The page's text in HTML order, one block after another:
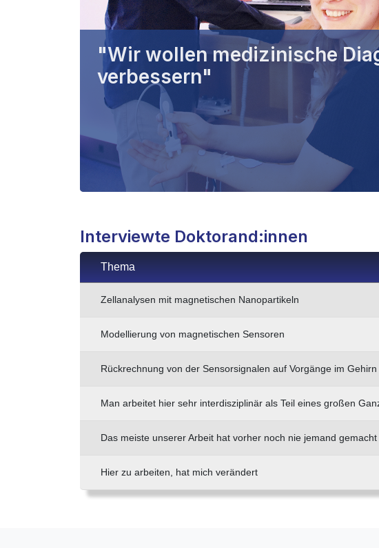
"Wir wollen medizinische
verbessern"
Interviewte Doktorand:innen
Thema
Zellanalysen mit magnetischen Nanopartikeln
Modellierung von magnetischen Sensoren
Rückrechnung von der Sensorsignalen auf Vorgänge im
Man arbeitet hier sehr interdisziplinär als Teil eines großen
Das meiste unserer Arbeit hat vorher noch nie jemand gemacht
Hier zu arbeiten, hat mich verändert